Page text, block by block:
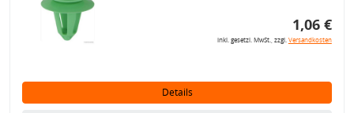
1,06 €
inkl. gesetzl. MwSt., zzgl.Versandkosten
Details